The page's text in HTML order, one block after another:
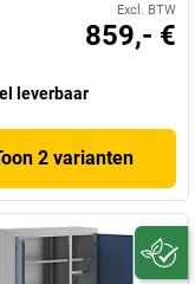
Excl. BTW
859,- €
leverbaar
2 varianten